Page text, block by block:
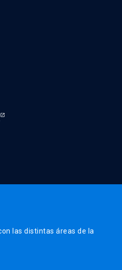
las distintas áreas de la